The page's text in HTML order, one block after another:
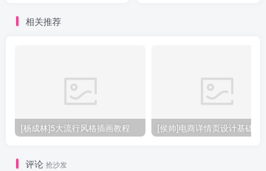
相关推荐
[杨成林]5大流行风格插画教程 [侯帅]电商详情页设计基础
评论 抢沙发